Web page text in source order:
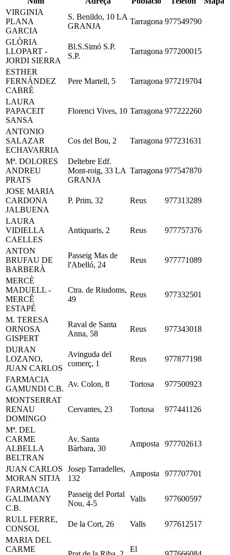
VIRGINIA
PLANA
GARCIA
S. Benildo, 10 LA
GRANJA
Tarragona 977549790
GLÒRIA
LLOPART -
JORDI SIERRA
Bl.S.Simó S.P.
S.P.
Tarragona 977200015
ESTHER
FERNÁNDEZ
CABRÉ
Pere Martell, 5 Tarragona 977219704
LAURA
PAPACEIT
SANSA
Florenci Vives, 10 Tarragona 977222260
ANTONIO
SALAZAR
ECHAVARRIA
Cos del Bou, 2 Tarragona 977231631
Mª. DOLORES
ANDREU
PRATS
Deltebre Edf.
Mont-roig, 33 LA
GRANJA
Tarragona 977547870
JOSE MARIA
CARDONA
JALBUENA
P. Prim, 32 Reus 977313289
LAURA
VIDIELLA
CAELLES
Antiquaris, 2 Reus 977757376
ANTON
BRUFAU DE
BARBERÀ
Passeig Mas de
l'Abelló, 24
Reus 977771089
MERCÈ
MADUELL -
MERCÊ
ESTAPÉ
Ctra. de Riudoms,
49
Reus 977332501
M. TERESA
ORNOSA
GISPERT
Raval de Santa
Anna, 58
Reus 977343018
DURAN
LOZANO,
JUAN CARLOS
Avinguda del
comerç, 1
Reus 977877198
FARMACIA
GAMUNDI C.B.
Av. Colon, 8 Tortosa
977500923
MONTSERRAT
RENAU
DOMINGO
Cervantes, 23 Tortosa 977441126
Mª. DEL
CARME
ALBELLA
BELTRAN
Av. Santa
Bàrbara, 30
Amposta 977702613
JUAN CARLOS
MORAN SITJA
Josep Tarradelles,
132
Amposta
977707701
FARMACIA
GALIMANY
C.B.
Passeig del Portal
Nou, 4-5
Valls 977600597
RULL FERRE,
CONSOL
De la Cort, 26 Valls
977612517
MARIA DEL
CARME
El